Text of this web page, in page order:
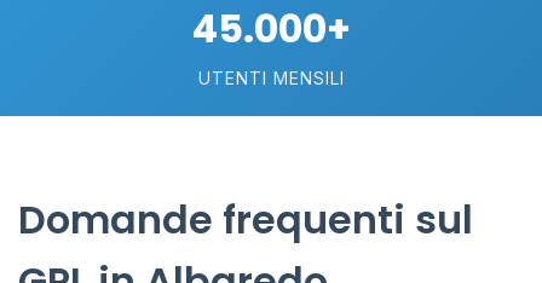
45.000+
UTENTI MENSILI
Domande frequenti sul